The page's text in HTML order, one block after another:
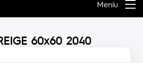
Meniu
60x60 2040